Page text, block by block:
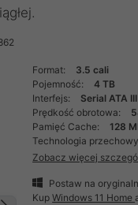
Format:
3.5 cali
Pojemność:
4 TB
Interfejs:
Serial ATA III
Prędkość obrotowa:
Pamięć Cache:
128
Technologia
Zobacz więcej
Postaw na
KupWindows 11 Home